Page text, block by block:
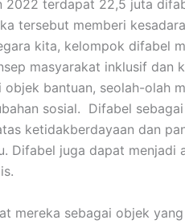
2022 terdapat 22,5 juta
tersebut memberi
kita, kelompok difabel
masyarakat inklusif dan
bantuan, seolah-olah
sosial. Difabel
ketidakberdayaan dan
Difabel juga dapat menjadi
mereka sebagai objek